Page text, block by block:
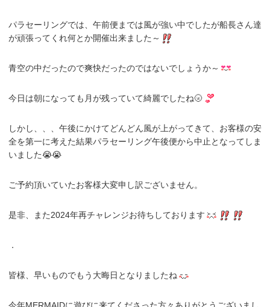
パラセーリングでは、午前便までは風が強い中でしたが船長さん達
が頑張ってくれ何とか開催出来ました～
青空の中だったので爽快だったのではないでしょうか～
今日は朝になっても月が残っていて綺麗でしたね🌝
しかし、、、午後にかけてどんどん風が上がってきて、お客様の安
全を第一に考えた結果パラセーリング午後便から中止となってしま
いました😭😭
ご予約頂いていたお客様大変申し訳ございません。
是非、また2024年再チャレンジお待ちしております
．
皆様、早いものでもう大晦日となりましたね
今年MERMAIDに遊びに来てくださった方々ありがとうございまし